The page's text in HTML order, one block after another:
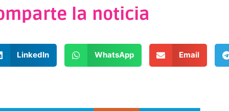
la noticia
LinkedIn WhatsApp Email